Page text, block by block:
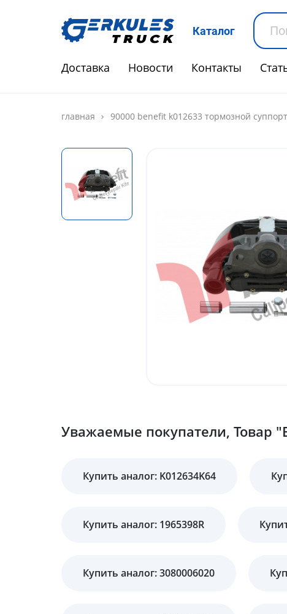
Каталог
Доставка Новости Контакты
главная 90000 benefit k012633 тормозной
Уважаемые покупатели, Товар
Купить аналог: K012634K64
Купить аналог: 1965398R
Купить аналог: 3080006020